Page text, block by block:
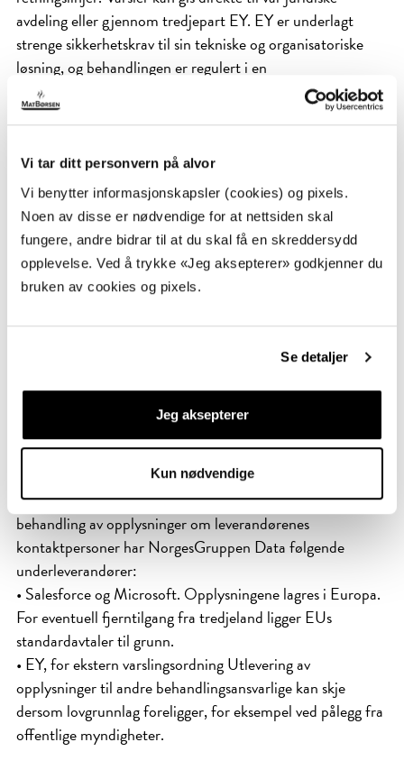
Vi tar ditt personvern på alvor
Vi benytter informasjonskapsler (cookies) og pixels.
Noen av disse er nødvendige for at nettsiden skal
fungere, andre bidrar til at du skal få en skreddersydd
opplevelse. Ved å trykke «Jeg aksepterer» godkjenner du
bruken av cookies og pixels.
Se detaljer
Jeg aksepterer
Kun nødvendige
avdeling eller gjennom tredjepart EY. EY er underlagt
strenge sikkerhetskrav til sin tekniske og organisatoriske
løsning, og behandlingen er regulert i en
databehandleravtale. Håndtering av varsler kan innebære
behandling av alle typer personopplysninger, inkludert
behandle personopplysninger i varslingssaker er berettiget
interesse eller at slik behandling er nødvendig for å oppfylle
MatBørsens rettslige forpliktelser, herunder
arbeidsrettslige plikter og rettigheter, eller nødvendig for å
fastsette, gjøre gjeldende eller forsvare et rettskrav. Hvor
lenge opplysninger knyttet til varselet vil bli lagret, beror på
varselets karakter og resultatet av undersøkelsene av
varselet
MatBørsen kan bruke andre virksomheter til å behandle
selskapets personopplysninger. Slike forhold er regulert i
databehandleravtaler. Viktigste databehandlere er:
• NorgesGruppen Data, et heleid selskap i
NorgesGruppen, for basis IT-plattform og drift. For
behandling av opplysninger om leverandørenes
kontaktpersoner har NorgesGruppen Data følgende
underleverandører:
• Salesforce og Microsoft. Opplysningene lagres i Europa.
For eventuell fjerntilgang fra tredjeland ligger EUs
standardavtaler til grunn.
• EY, for ekstern varslingsordning Utlevering av
opplysninger til andre behandlingsansvarlige kan skje
dersom lovgrunnlag foreligger, for eksempel ved pålegg fra
offentlige myndigheter.